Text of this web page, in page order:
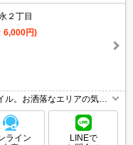
２丁目
6,000円)
。お洒落なエリアの気に
％＋800円/月）。
ライン
LINEで